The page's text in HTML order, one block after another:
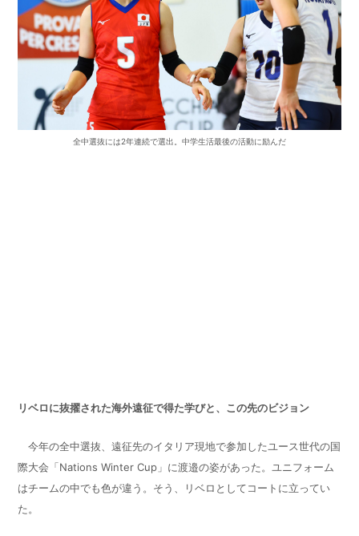
全中選抜には2年連続で選出。中学生活最後の活動に励んだ
リベロに抜擢された海外遠征で得た学びと、この先のビジョン
今年の全中選抜、遠征先のイタリア現地で参加したユース世代の国
際大会「Nations Winter Cup 」に渡邉の姿があった。ユニフォーム
はチームの中でも色が違う。そう、リベロとしてコートに立ってい
た。